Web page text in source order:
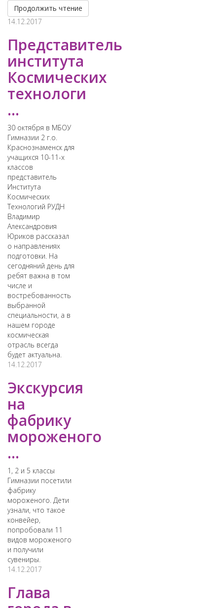
Продолжить чтение
14.12.2017
Представитель
института
Космических
технологи
...
30 октября в МБОУ
Гимназии 2 г.о.
Краснознаменск для
учащихся 10-11-х
классов
представитель
Института
Космических
Технологий РУДН
Владимир
Александровия
Юриков рассказал
о направлениях
подготовки. На
сегодняний день для
ребят важна в том
числе и
востребованность
выбранной
специальности, а в
нашем городе
космическая
отрасль всегда
будет актуальна.
14.12.2017
Экскурсия
на
фабрику
мороженого
...
1, 2 и 5 классы
Гимназии посетили
фабрику
мороженого. Дети
узнали, что такое
конвейер,
попробовали 11
видов мороженого
и получили
сувениры.
14.12.2017
Глава